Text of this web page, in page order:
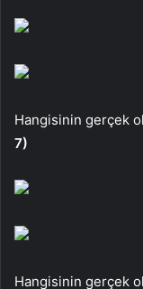
Hangisinin gerçek
7)
Hangisinin gerçek